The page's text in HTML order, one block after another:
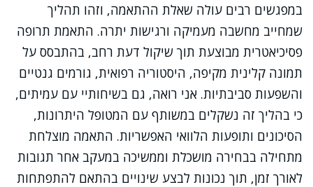
במפגשים רבים עולה שאלת ההתאמה, וזהו תהליך
שמחייב מחשבה מעמיקה ורגישות יתרה. התאמת תרופה
פסיכיאטרית מבוצעת תוך שיקול דעת רחב, בהתבסס על
תמונה קלינית מקיפה, היסטוריה רפואית, גורמים גנטיים
והשפעות סביבתיות. אני רואה, גם בשיחותיי עם עמיתים,
כי בהליך זה נשקלים במשותף עם המטופל היתרונות,
הסיכונים ותופעות הלוואי האפשריות. התאמה מוצלחת
מתחילה בבחירה מושכלת וממשיכה במעקב אחר תגובות
לאורך זמן, תוך נכונות לבצע שינויים בהתאם להתפתחות